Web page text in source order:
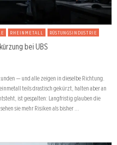
RHEINMETALL RÜSTUNGSINDUSTRIE
bei UBS
— und alle zeigen in dieselbe Richtung.
teils drastisch gekürzt, halten aber an
ist gespalten: Langfristig glauben die
sie mehr Risiken als bisher …